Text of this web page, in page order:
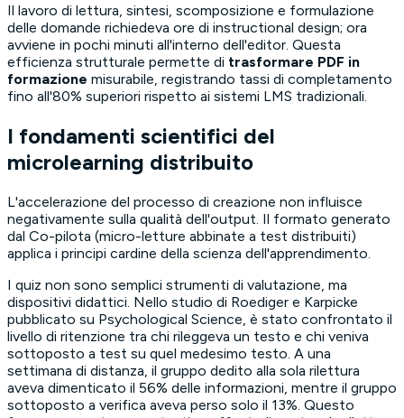
Il lavoro di lettura, sintesi, scomposizione e formulazione
delle domande richiedeva ore di instructional design; ora
avviene in pochi minuti all'interno dell'editor. Questa
efficienza strutturale permette di trasformare PDF in
formazione misurabile, registrando tassi di completamento
fino all'80% superiori rispetto ai sistemi LMS tradizionali.
I fondamenti scientifici del
microlearning distribuito
L'accelerazione del processo di creazione non influisce
negativamente sulla qualità dell'output. Il formato generato
dal Co-pilota (micro-letture abbinate a test distribuiti)
applica i principi cardine della scienza dell'apprendimento.
I quiz non sono semplici strumenti di valutazione, ma
dispositivi didattici. Nello studio di Roediger e Karpicke
pubblicato su Psychological Science , è stato confrontato il
livello di ritenzione tra chi rileggeva un testo e chi veniva
sottoposto a test su quel medesimo testo. A una
settimana di distanza, il gruppo dedito alla sola rilettura
aveva dimenticato il 56% delle informazioni, mentre il gruppo
sottoposto a verifica aveva perso solo il 13%. Questo